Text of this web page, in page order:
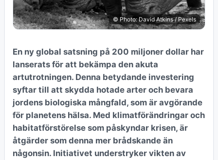
© Photo: David Atkins / Pexels
En ny global satsning på 200 miljoner dollar har
lanserats för att bekämpa den akuta
artutrotningen. Denna betydande investering
syftar till att skydda hotade arter och bevara
jordens biologiska mångfald, som är avgörande
för planetens hälsa. Med klimatförändringar och
habitatförstörelse som påskyndar krisen, är
åtgärder som denna mer brådskande än
någonsin. Initiativet understryker vikten av